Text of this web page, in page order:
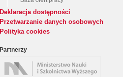
Deklaracja dostępności
Przetwarzanie danych osobowych
Polityka cookies
Partnerzy